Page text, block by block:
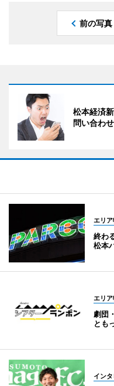
前の写真
松本経済
問い合わ
エリ
終わ
松本
エリ
劇団
とも
イン